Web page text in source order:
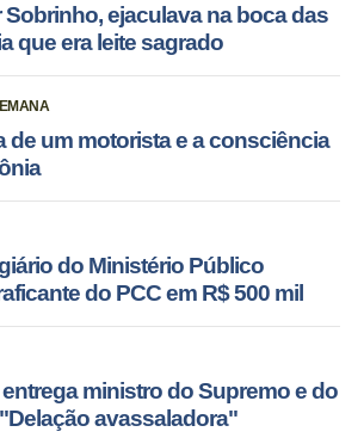
Sobrinho, ejaculava na boca das
que era leite sagrado
de um motorista e a consciência
do Ministério Público
do PCC em R$ 500 mil
ministro do Supremo e do
avassaladora"